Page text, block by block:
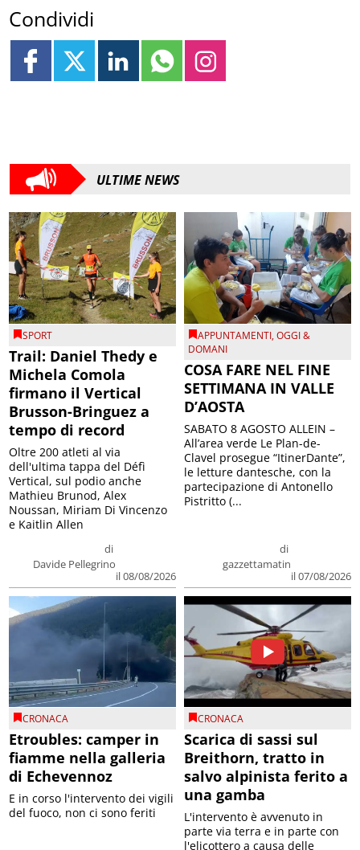
Condividi
ULTIME NEWS
SPORT
Trail: Daniel Thedy e
Michela Comola
firmano il Vertical
Brusson-Bringuez a
tempo di record
di
Davide Pellegrino
il 08/08/2026
Oltre 200 atleti al via
dell'ultima tappa del Défì
Vertical, sul podio anche
Mathieu Brunod, Alex
Noussan, Miriam Di Vincenzo
e Kaitlin Allen
APPUNTAMENTI,OGGI &
DOMANI
COSA FARE NEL FINE
SETTIMANA IN VALLE
D’AOSTA
di
gazzettamatin
il 07/08/2026
SABATO 8 AGOSTO ALLEIN –
All’area verde Le Plan-de-
Clavel prosegue “ItinerDante”,
le letture dantesche, con la
partecipazione di Antonello
Pistritto (...
CRONACA
Etroubles: camper in
fiamme nella galleria
di Echevennoz
E in corso l'intervento dei vigili
del fuoco, non ci sono feriti
CRONACA
Scarica di sassi sul
Breithorn, tratto in
salvo alpinista ferito a
una gamba
L'intervento è avvenuto in
parte via terra e in parte con
l'elicottero a causa delle